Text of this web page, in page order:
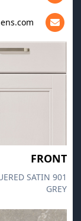
FRONT
SATIN
GREY